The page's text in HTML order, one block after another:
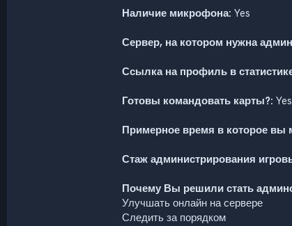
Наличие микрофона: Yes
Сервер, на котором нужна
Ссылка на профиль в
Готовы командовать карты?: Yes
Примерное время в которое вы
Стаж администрирования
Почему Вы решили стать
Улучшать онлайн на сервере
Следить за порядком